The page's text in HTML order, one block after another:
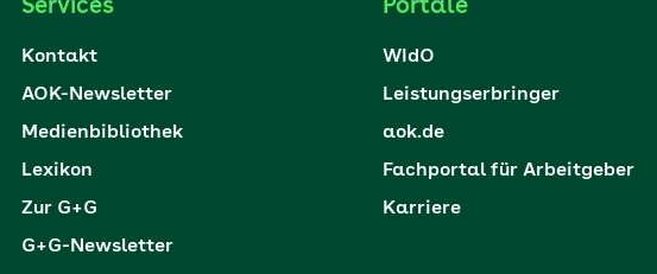
Services
Kontakt
AOK-Newsletter
Medienbibliothek
Lexikon
Zur G+G
G+G-Newsletter
Portale
WIdO
Leistungserbringer
aok.de
Fachportal für Arbeitgeber
Karriere